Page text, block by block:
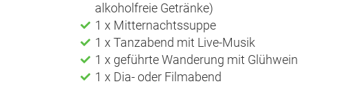
alkoholfreie Getränke)
1 x Mitternachtssuppe
1 x Tanzabend mit Live-Musik
1 x geführte Wanderung mit Glühwein
1 x Dia- oder Filmabend